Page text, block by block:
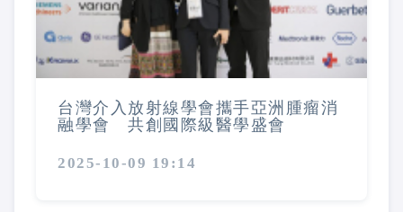
台灣介入放射線學會攜手亞洲腫瘤消
融學會 共創國際級醫學盛會
2025-10-09 19:14